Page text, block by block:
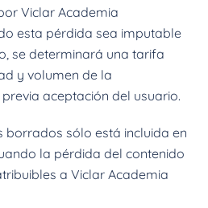
Viclar Academia
esta pérdida sea imputable
se determinará una tarifa
y volumen de la
aceptación del usuario.
borrados sólo está incluida en
la pérdida del contenido
a Viclar Academia